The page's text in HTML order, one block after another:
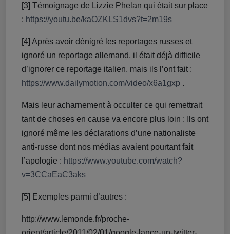
[3] Témoignage de Lizzie Phelan qui était sur place
: https://youtu.be/kaOZKLS1dvs?t=2m19s
[4] Après avoir dénigré les reportages russes et
ignoré un reportage allemand, il était déjà difficile
d’ignorer ce reportage italien, mais ils l’ont fait :
https://www.dailymotion.com/video/x6a1gxp .
Mais leur acharnement à occulter ce qui remettrait
tant de choses en cause va encore plus loin : Ils ont
ignoré même les déclarations d’une nationaliste
anti-russe dont nos médias avaient pourtant fait
l’apologie : https://www.youtube.com/watch?
v=3CCaEaC3aks
[5] Exemples parmi d’autres :
http://www.lemonde.fr/proche-